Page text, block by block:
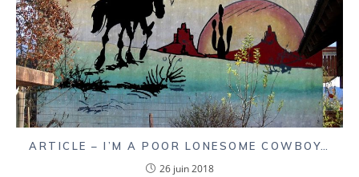
ARTICLE – I’M A POOR LONESOME COWBOY…
26 juin 2018